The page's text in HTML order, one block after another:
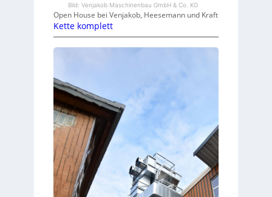
Bild: Venjakob Maschinenbau GmbH & Co. KG
Open House bei Venjakob, Heesemann und Kraft
Kette komplett